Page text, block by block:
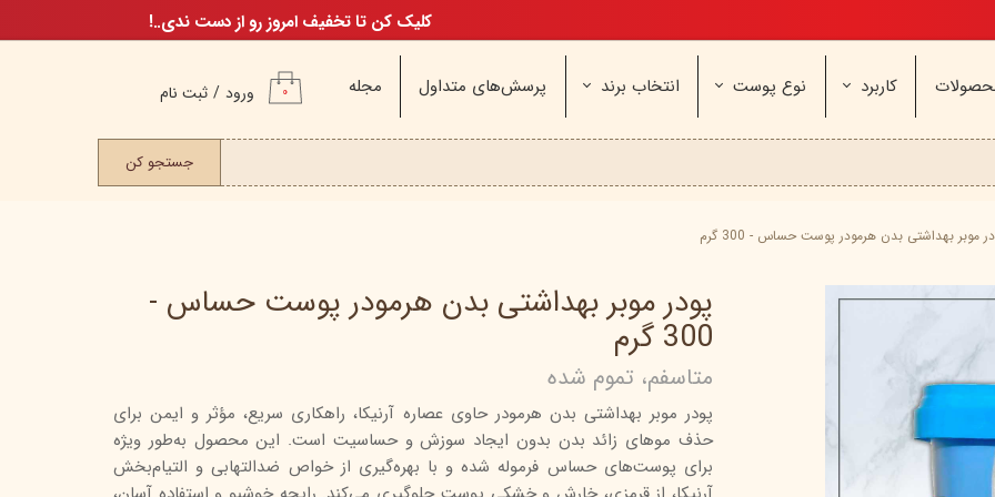
کاربرد
عطر - ادکلن
اسپری بدن
دئودرانت - مام
نوع پوست انتخاب برند
نیوره بیول
ایپک
شون آردن
ویتابلا سینره
پنکاف
سیلکر
مهرونا سی‌گل
نو‌ آکنه ویتالیر
راکوتن
یونی لد هرمودر
کاسپین
پرسش‌های متداول مجله ورود / ثبت نام
تغییر گذر واژه
کاربری
۰
جستجو کن
کلیک کن تا تخفیف امروز رو از دست ندی..!
موبر بهداشتی بدن هرمودر پوست حساس - 300 گرم
پودر موبر بهداشتی بدن هرمودر پوست حساس -
300 گرم
متاسفم، تموم شده
پودر موبر بهداشتی بدن هرمودر حاوی عصاره آرنیکا، راهکاری سریع، مؤثر و ایمن برای
حذف موهای زائد بدن بدون ایجاد سوزش و حساسیت است. این محصول به‌طور ویژه
برای پوست‌های حساس فرموله شده و با بهره‌گیری از خواص ضدالتهابی و التیام‌بخش